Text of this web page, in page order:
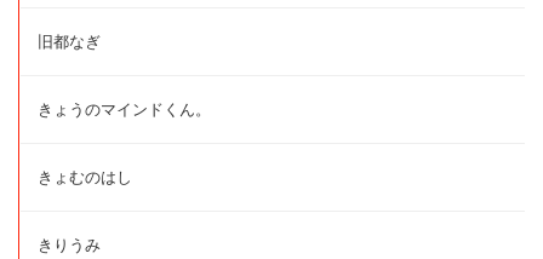
旧都なぎ
きょうのマインドくん。
きょむのはし
きりうみ